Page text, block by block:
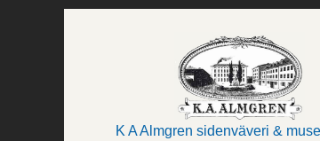
K A Almgren sidenväveri &